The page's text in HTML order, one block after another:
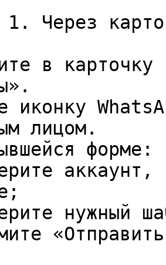
Через
в карточку
иконку
лицом.
форме: